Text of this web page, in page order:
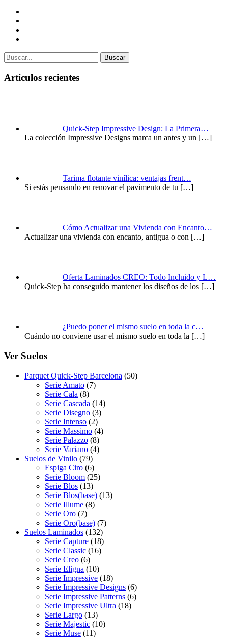
Buscar
Artículos recientes
Quick-Step Impressive Design: La Primera…
La colección Impressive Designs marca un antes y un […]
Tarima flotante vinílica: ventajas frent…
Si estás pensando en renovar el pavimento de tu […]
Cómo Actualizar una Vivienda con Encanto…
Actualizar una vivienda con encanto, antigua o con […]
Oferta Laminados CREO: Todo Incluido y L…
Quick-Step ha conseguido mantener los diseños de los […]
¿Puedo poner el mismo suelo en toda la c…
Cuándo no conviene usar el mismo suelo en toda la […]
Ver Suelos
Parquet Quick-Step Barcelona (50)
Serie Amato (7)
Serie Cala (8)
Serie Cascada (14)
Serie Disegno (3)
Serie Intenso (2)
Serie Massimo (4)
Serie Palazzo (8)
Serie Variano (4)
Suelos de Vinilo (79)
Espiga Ciro (6)
Serie Bloom (25)
Serie Blos (13)
Serie Blos(base) (13)
Serie Illume (8)
Serie Oro (7)
Serie Oro(base) (7)
Suelos Laminados (132)
Serie Capture (18)
Serie Classic (16)
Serie Creo (6)
Serie Eligna (10)
Serie Impressive (18)
Serie Impressive Designs (6)
Serie Impressive Patterns (6)
Serie Impressive Ultra (18)
Serie Largo (13)
Serie Majestic (10)
Serie Muse (11)